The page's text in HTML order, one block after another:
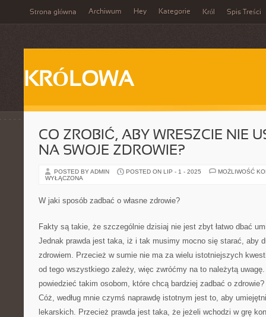
Strona główna Archiwum Hey Kategorie Król Spis Treści
KRÓLOWA
CO ZROBIĆ, ABY WRESZCIE NIE
NA SWOJE ZDROWIE?
POSTED BY ADMIN POSTED ON LIP - 1 - 2025
MOŻLIWOŚĆ
WYŁĄCZONA
W jaki sposób zadbać o własne zdrowie?
Fakty są takie, że szczególnie dzisiaj nie jest zbyt łatwo dbać
Jednak prawda jest taka, iż i tak musimy mocno się starać, aby
zdrowiem. Przecież w sumie nie ma za wielu istotniejszych
od tego wszystkiego zależy, więc zwróćmy na to należytą
powiedzieć takim osobom, które chcą bardziej zadbać o zdrowie?
Cóż, według mnie czymś naprawdę istotnym jest to, aby
lekarskich. Przecież prawda jest taka, że jeżeli wchodzi w grę